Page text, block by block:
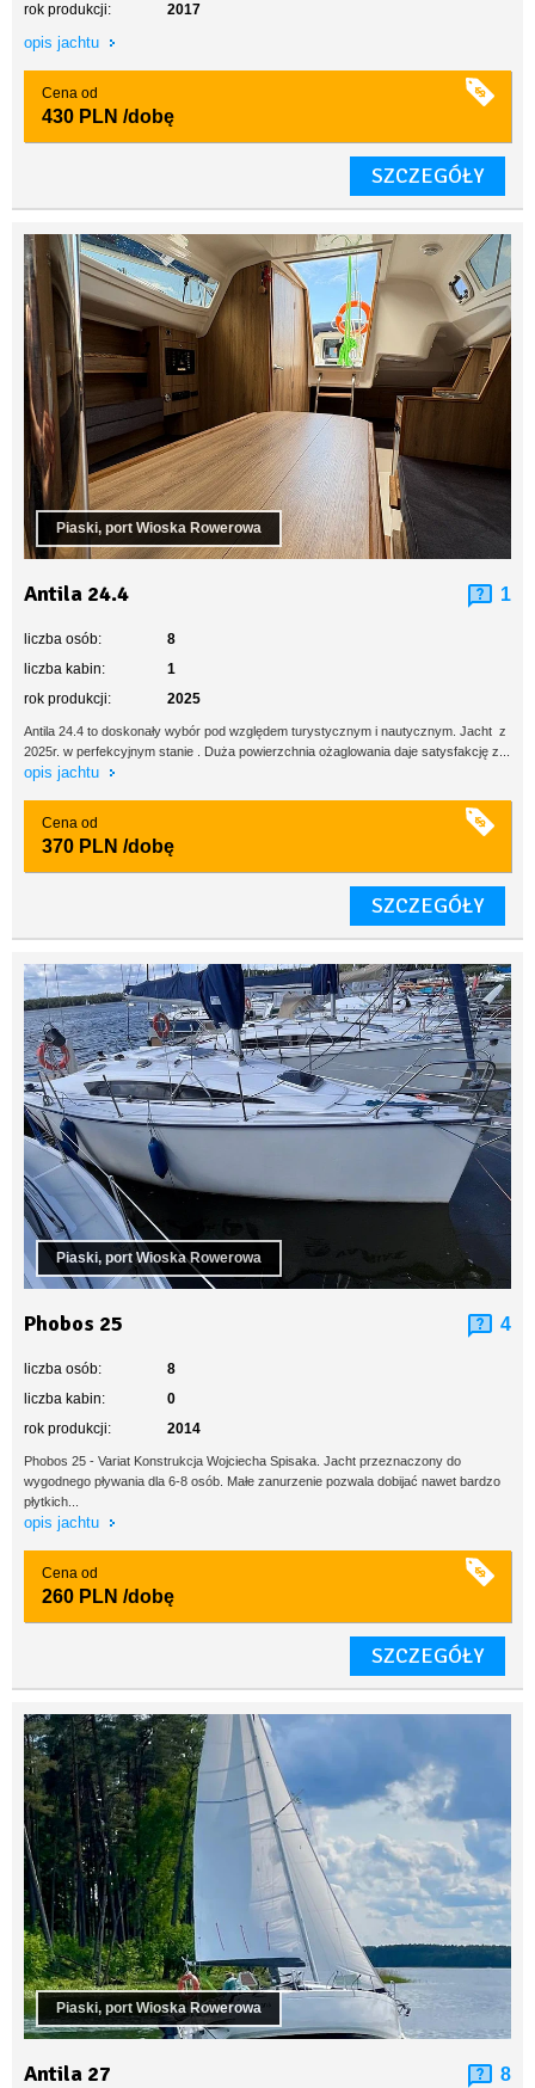
rok produkcji:
2017
opis jachtu
Cena od
430 PLN /dobę
SZCZEGÓŁY
Piaski, port Wioska Rowerowa
Antila 24.4 1
liczba osób:
8
liczba kabin:
1
rok produkcji:
2025
Antila 24.4 to doskonały wybór pod względem turystycznym i nautycznym. Jacht z
2025r. w perfekcyjnym stanie . Duża powierzchnia ożaglowania daje satysfakcję z...
opis jachtu
Cena od
370 PLN /dobę
SZCZEGÓŁY
Piaski, port Wioska Rowerowa
Phobos 25 4
liczba osób:
8
liczba kabin:
0
rok produkcji:
2014
Phobos 25 - Variat Konstrukcja Wojciecha Spisaka. Jacht przeznaczony do
wygodnego pływania dla 6-8 osób. Małe zanurzenie pozwala dobijać nawet bardzo
płytkich...
opis jachtu
Cena od
260 PLN /dobę
SZCZEGÓŁY
Piaski, port Wioska Rowerowa
Antila 27 8